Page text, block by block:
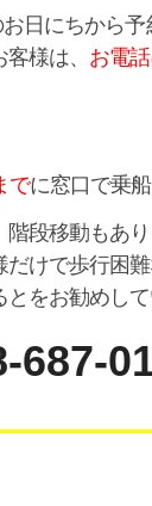
日にちから予
様は、 お電話
でに窓口で乗
段移動もあり
けで歩行困
をお勧めして
687-